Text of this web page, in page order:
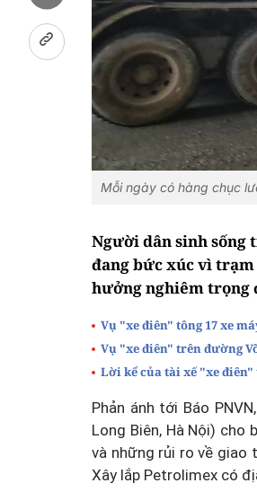
Mỗi ngày có hàng chục
Người dân sinh sống
đang bức xúc vì trạm
hưởng nghiêm trọng
Vụ "xe điên" tông 17 xe
Vụ "xe điên" trên đường
Lời kể của tài xế "xe điên"
Phản ánh tới Báo
Long Biên, Hà Nội) cho
và những rủi ro về giao
Xây lắp Petrolimex có